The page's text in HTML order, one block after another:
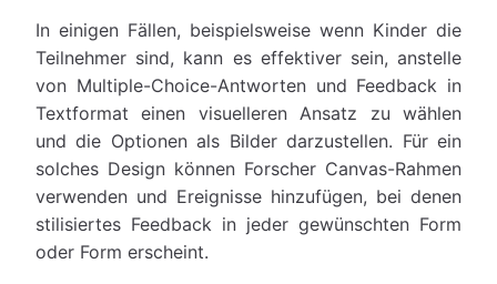
In einigen Fällen, beispielsweise wenn Kinder die
Teilnehmer sind, kann es effektiver sein, anstelle
von Multiple-Choice-Antworten und Feedback in
Textformat einen visuelleren Ansatz zu wählen
und die Optionen als Bilder darzustellen. Für ein
solches Design können Forscher Canvas-Rahmen
verwenden und Ereignisse hinzufügen, bei denen
stilisiertes Feedback in jeder gewünschten Form
oder Form erscheint.